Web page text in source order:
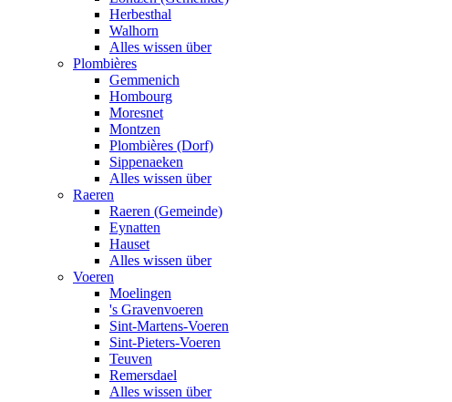
Herbesthal
Walhorn
Alles wissen über
Plombières
Gemmenich
Hombourg
Moresnet
Montzen
Plombières (Dorf)
Sippenaeken
Alles wissen über
Raeren
Raeren (Gemeinde)
Eynatten
Hauset
Alles wissen über
Voeren
Moelingen
's Gravenvoeren
Sint-Martens-Voeren
Sint-Pieters-Voeren
Teuven
Remersdael
Alles wissen über